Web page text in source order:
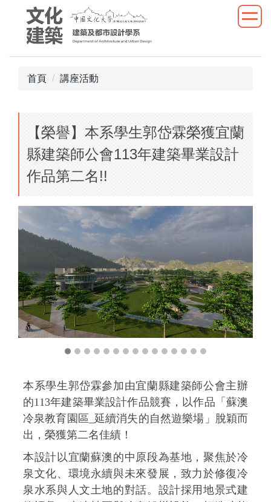
首頁 講座活動
【榮譽】本系學生郭岱霖榮獲宜蘭
縣建築師公會113年建築畢業設計
作品第二名!!
本系學生郭岱霖參加由宜蘭縣建築師公會主辦
的113年建築畢業設計作品競賽，以作品「蘇澳
冷泉教育園區_延續消失的自然遊樂場」脫穎而
出，榮獲第二名佳績！
本設計以宜蘭蘇澳的中原段為基地，聚焦於冷
泉文化、環境永續與未來發展，致力於修復冷
泉水系與人文土地的對話。設計採用地景式建